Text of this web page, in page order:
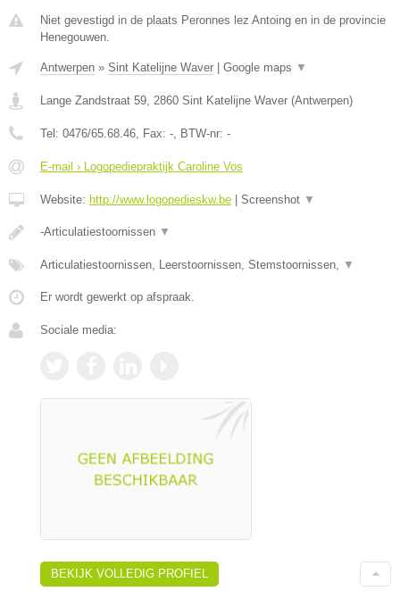
Niet gevestigd in de plaats Peronnes lez Antoing en in de provincie
Henegouwen.
Antwerpen » Sint Katelijne Waver Google maps ▼
Lange Zandstraat 59, 2860 Sint Katelijne Waver (Antwerpen)
Tel: 0476/65.68.46, Fax: -, BTW-nr: -
E-mail › Logopediepraktijk Caroline Vos
Website: http://www.logopedieskw.be Screenshot ▼
-Articulatiestoornissen ▼
Articulatiestoornissen, Leerstoornissen, Stemstoornissen, ▼
Er wordt gewerkt op afspraak.
Sociale media:
BEKIJK VOLLEDIG PROFIEL